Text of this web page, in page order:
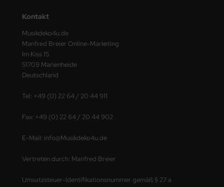
Kontakt
Musikdeko4u.de
Manfred Breier Online-Marketing
Im Kiss 15
51709 Marienheide
Deutschland
Tel: +49 (0) 22 64 / 20 44 911
Fax: +49 (0) 22 64 / 20 44 902
E-Mail: info@Musikdeko4u.de
Vertreten durch: Manfred Breier
Umsatzsteuer-Identifikationsnummer gemäß § 27 a